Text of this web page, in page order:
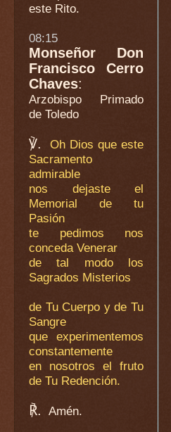
este Rito.
08:15
Monseñor Don
Francisco Cerro
Chaves:
Arzobispo Primado
de Toledo
℣.
Oh Dios que este
Sacramento
admirable
nos dejaste el
Memorial de tu
Pasión
te pedimos nos
conceda Venerar
de tal modo los
Sagrados Misterios
de Tu Cuerpo y de Tu
Sangre
que experimentemos
constantemente
en nosotros el fruto
de Tu Redención.
℟. Amén.